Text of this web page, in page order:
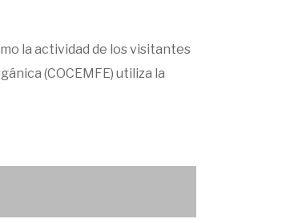
la actividad de los visitantes
(COCEMFE) utiliza la